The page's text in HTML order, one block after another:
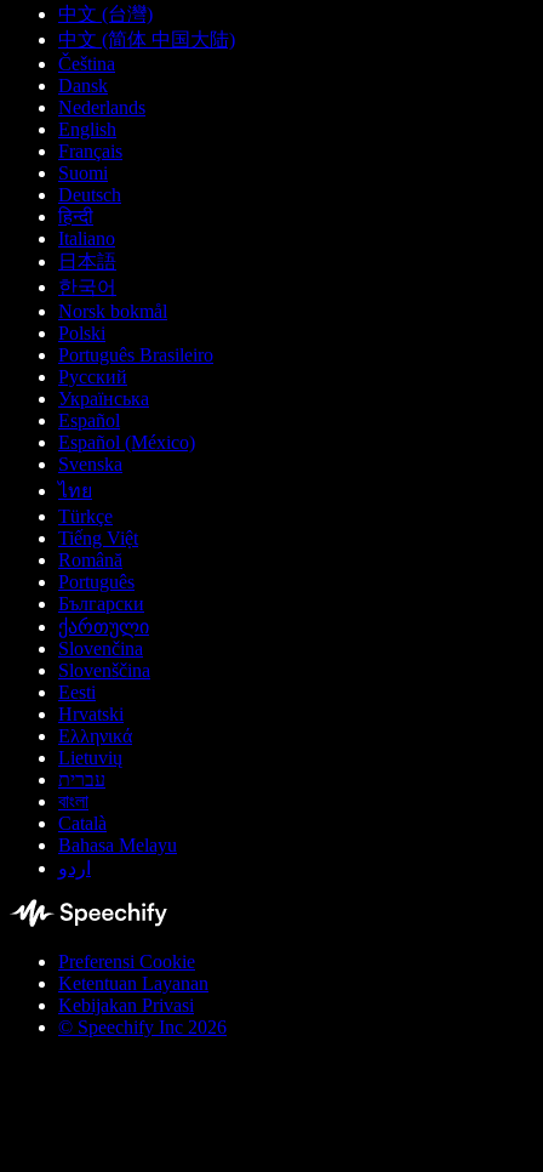
中文 (台灣)
中文 (简体 中国大陆)
Čeština
Dansk
Nederlands
English
Français
Suomi
Deutsch
हिन्दी
Italiano
日本語
한국어
Norsk bokmål
Polski
Português Brasileiro
Русский
Українська
Español
Español (México)
Svenska
ไทย
Türkçe
Tiếng Việt
Română
Português
Български
ქართული
Slovenčina
Slovenščina
Eesti
Hrvatski
Ελληνικά
Lietuvių
עברית
বাংলা
Català
Bahasa Melayu
اردو
Preferensi Cookie
Ketentuan Layanan
Kebijakan Privasi
© Speechify Inc 2026